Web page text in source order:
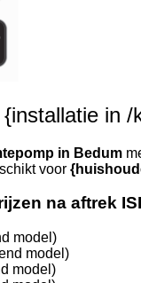
in
in Bedum
voor
na aftrek
model)
model)
model)